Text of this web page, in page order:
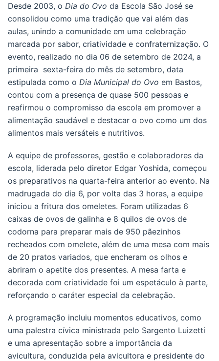
Desde 2003, o Dia do Ovo da Escola São José se
consolidou como uma tradição que vai além das
aulas, unindo a comunidade em uma celebração
marcada por sabor, criatividade e confraternização. O
evento, realizado no dia 06 de setembro de 2024, a
primeira sexta-feira do mês de setembro, data
estipulada como o Dia Municipal do Ovo em Bastos,
contou com a presença de quase 500 pessoas e
reafirmou o compromisso da escola em promover a
alimentação saudável e destacar o ovo como um dos
alimentos mais versáteis e nutritivos.
A equipe de professores, gestão e colaboradores da
escola, liderada pelo diretor Edgar Yoshida, começou
os preparativos na quarta-feira anterior ao evento. Na
madrugada do dia 6, por volta das 3 horas, a equipe
iniciou a fritura dos omeletes. Foram utilizadas 6
caixas de ovos de galinha e 8 quilos de ovos de
codorna para preparar mais de 950 pãezinhos
recheados com omelete, além de uma mesa com mais
de 20 pratos variados, que encheram os olhos e
abriram o apetite dos presentes. A mesa farta e
decorada com criatividade foi um espetáculo à parte,
reforçando o caráter especial da celebração.
A programação incluiu momentos educativos, como
uma palestra cívica ministrada pelo Sargento Luizetti
e uma apresentação sobre a importância da
avicultura, conduzida pela avicultora e presidente do